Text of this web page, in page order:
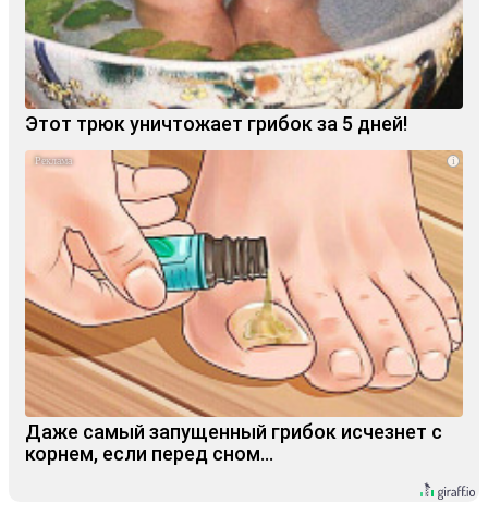
Этот трюк уничтожает грибок за 5 дней!
i
Даже самый запущенный грибок исчезнет с
корнем, если перед сном…